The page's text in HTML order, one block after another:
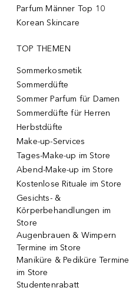
Parfum Männer Top 10
Korean Skincare
TOP THEMEN
Sommerkosmetik
Sommerdüfte
Sommer Parfum für Damen
Sommerdüfte für Herren
Herbstdüfte
Make-up-Services
Tages-Make-up im Store
Abend-Make-up im Store
Kostenlose Rituale im Store
Gesichts- &
Körperbehandlungen im
Store
Augenbrauen & Wimpern
Termine im Store
Maniküre & Pediküre Termine
im Store
Studentenrabatt